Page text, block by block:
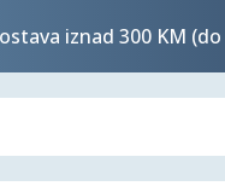
iznad 300 KM